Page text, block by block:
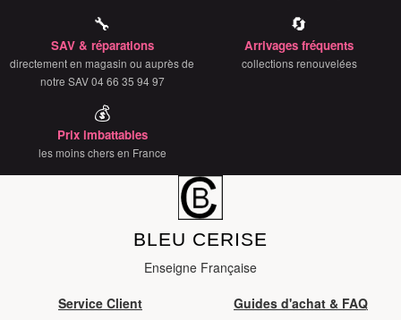
🔧
SAV & réparations
directement en magasin ou auprès de
notre SAV 04 66 35 94 97
🔄
Arrivages fréquents
collections renouvelées
💰
Prix imbattables
les moins chers en France
BLEU CERISE
Enseigne Française
Service Client
Guides d'achat & FAQ